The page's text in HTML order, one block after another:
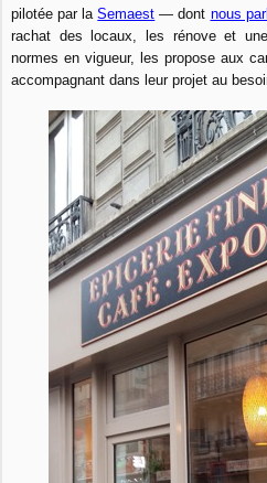
pilotée par laSemaest — dont nous
rachat des locaux, les rénove et
normes en vigueur, les propose aux
accompagnant dans leur projet au